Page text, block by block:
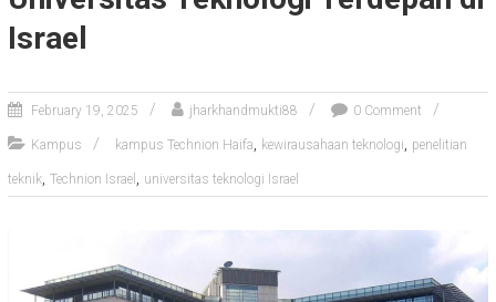
Israel
February 19, 2025 jharkhandmukti88 0 Comment
Kampus kampus Technion Haifa, kewirausahaan teknologi, penelitian
teknik, Technion Israel , universitas teknologi Israel